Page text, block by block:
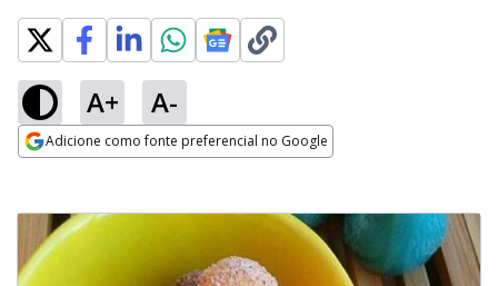
A+ A-
Adicione como fonte preferencial no Google